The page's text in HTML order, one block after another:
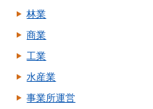
林業
商業
工業
水産業
事業所運営